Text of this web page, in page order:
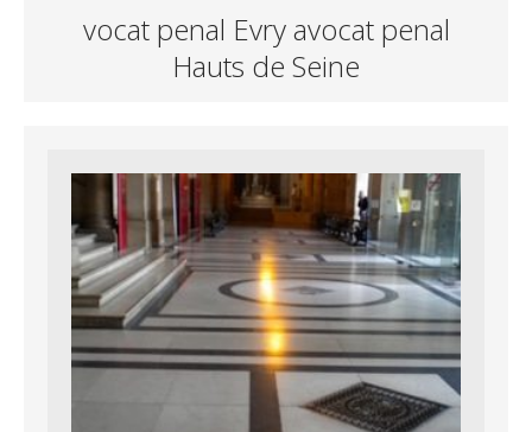
vocat penal Evry avocat penal
Hauts de Seine